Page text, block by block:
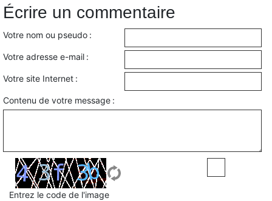
Écrire un commentaire
Votre nom ou pseudo :
Votre adresse e-mail :
Votre site Internet :
Contenu de votre message :
Entrez le code de l'image